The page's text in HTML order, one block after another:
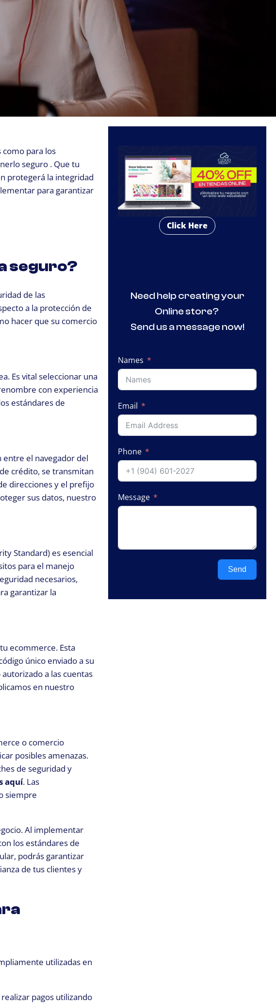
como para los
seguro . Que tu
protegerá la integridad
para garantizar
seguro?
de las
a la protección de
hacer que su comercio
Es vital seleccionar una
con experiencia
estándares de
entre el navegador del
crédito, se transmitan
direcciones y el prefijo
sus datos, nuestro
Standard) es esencial
para el manejo
necesarios,
garantizar la
ecommerce. Esta
único enviado a su
a las cuentas
en nuestro
o comercio
posibles amenazas.
de seguridad y
aquí. Las
siempre
Al implementar
los estándares de
podrás garantizar
de tus clientes y
utilizadas en
pagos utilizando
Click Here
Need help creating your
Online store?
Send us a message now!
Names
Email
Phone
Message
Send